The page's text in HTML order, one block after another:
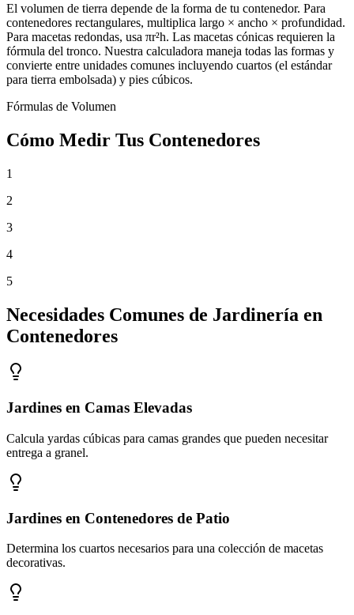
El volumen de tierra depende de la forma de tu contenedor. Para
contenedores rectangulares, multiplica largo × ancho × profundidad.
Para macetas redondas, usa πr²h. Las macetas cónicas requieren la
fórmula del tronco. Nuestra calculadora maneja todas las formas y
convierte entre unidades comunes incluyendo cuartos (el estándar
para tierra embolsada) y pies cúbicos.
Fórmulas de Volumen
Cómo Medir Tus Contenedores
1
2
3
4
5
Necesidades Comunes de Jardinería en
Contenedores
Jardines en Camas Elevadas
Calcula yardas cúbicas para camas grandes que pueden necesitar
entrega a granel.
Jardines en Contenedores de Patio
Determina los cuartos necesarios para una colección de macetas
decorativas.